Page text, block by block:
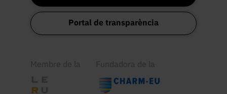
Portal de transparència
Membre de la Fundadora de la